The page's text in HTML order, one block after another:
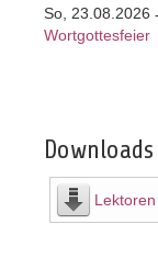
So, 23.08.2026 -
Wortgottesfeier
Downloads